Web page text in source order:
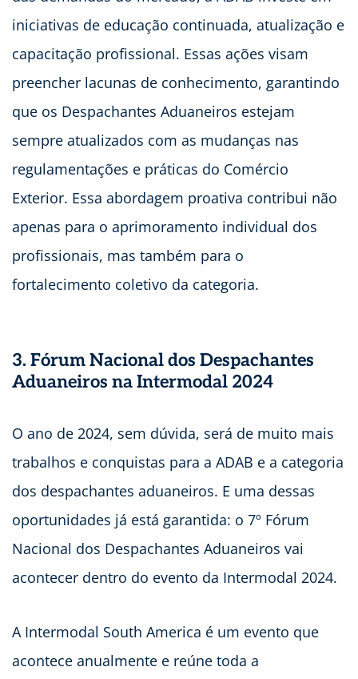
iniciativas de educação continuada, atualização e
capacitação profissional. Essas ações visam
preencher lacunas de conhecimento, garantindo
que os Despachantes Aduaneiros estejam
sempre atualizados com as mudanças nas
regulamentações e práticas do Comércio
Exterior. Essa abordagem proativa contribui não
apenas para o aprimoramento individual dos
profissionais, mas também para o
fortalecimento coletivo da categoria.
3. Fórum Nacional dos Despachantes
Aduaneiros na Intermodal 2024
O ano de 2024, sem dúvida, será de muito mais
trabalhos e conquistas para a ADAB e a categoria
dos despachantes aduaneiros. E uma dessas
oportunidades já está garantida: o 7º Fórum
Nacional dos Despachantes Aduaneiros vai
acontecer dentro do evento da Intermodal 2024.
A Intermodal South America é um evento que
acontece anualmente e reúne toda a